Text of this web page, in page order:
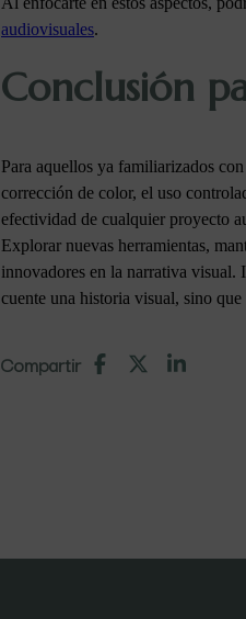
audiovisuales.
Conclusión
Para aquellos ya familiarizados
corrección de color, el uso
efectividad de cualquier proyecto
Explorar nuevas herramientas,
innovadores en la narrativa visual.
cuente una historia visual, sino
Compartir